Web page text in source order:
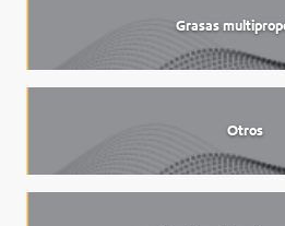
Grasas
Otros